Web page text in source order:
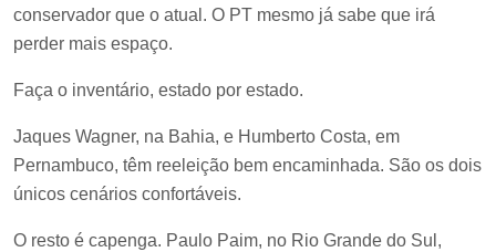
conservador que o atual. O PT mesmo já sabe que irá
perder mais espaço.
Faça o inventário, estado por estado.
Jaques Wagner, na Bahia, e Humberto Costa, em
Pernambuco, têm reeleição bem encaminhada. São os dois
únicos cenários confortáveis.
O resto é capenga. Paulo Paim, no Rio Grande do Sul,